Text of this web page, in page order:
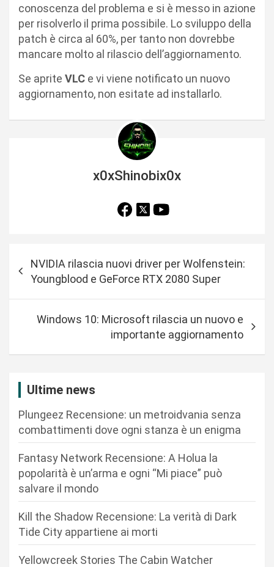
conoscenza del problema e si è messo in azione
per risolverlo il prima possibile. Lo sviluppo della
patch è circa al 60%, per tanto non dovrebbe
mancare molto al rilascio dell’aggiornamento.
Se aprite VLC e vi viene notificato un nuovo
aggiornamento, non esitate ad installarlo.
x0xShinobix0x
a
NVIDIA rilascia nuovi driver per Wolfenstein:
Youngblood e GeForce RTX 2080 Super
Windows 10: Microsoft rilascia un nuovo e
importante aggiornamento
Ultime news
Plungeez Recensione: un metroidvania senza
combattimenti dove ogni stanza è un enigma
Fantasy Network Recensione: A Holua la
popolarità è un’arma e ogni “Mi piace” può
salvare il mondo
Kill the Shadow Recensione: La verità di Dark
Tide City appartiene ai morti
Yellowcreek Stories The Cabin Watcher